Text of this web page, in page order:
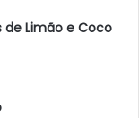
de Limão e Coco